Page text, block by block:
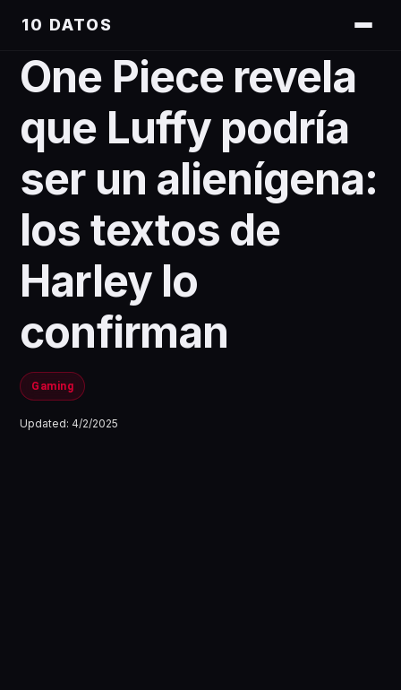
10 DATOS
One Piece revela
que Luffy podría
ser un alienígena:
los textos de
Harley lo
confirman
Gaming
Updated:4/2/2025